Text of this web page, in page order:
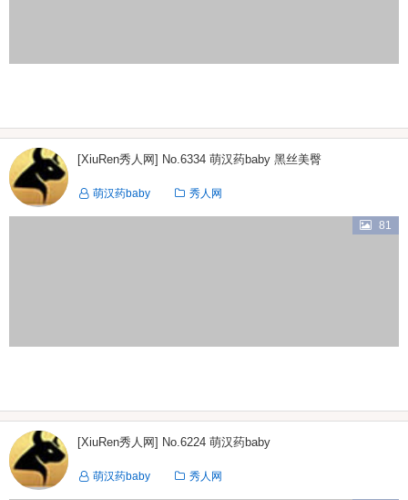
[XiuRen秀人网] No.6334 萌汉药baby 黑丝美臀
萌汉药baby 秀人网
81
[XiuRen秀人网] No.6224 萌汉药baby
萌汉药baby 秀人网